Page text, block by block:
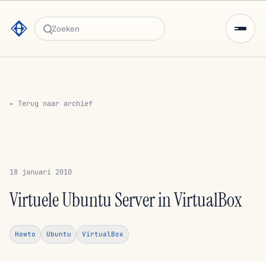
Zoeken
← Terug naar archief
18 januari 2010
Virtuele Ubuntu Server in VirtualBox
Howto Ubuntu VirtualBox